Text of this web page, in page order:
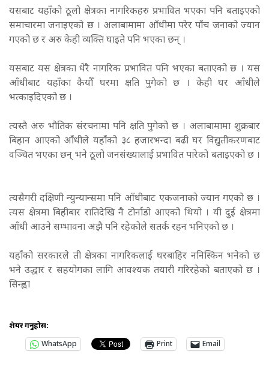
यसबाट यहाँको ठूलो क्षेत्रका नागरिकहरु प्रभावित भएका पनि बताइएको
समाचारमा जनाइएको छ । अलाबामामा आँधीमा परेर पाँच जनाको ज्यान
गएको छ र अरु केही व्यक्ति घाइते पनि भएका छन् ।
यसबाट यस क्षेत्रका धेरै नागरिक प्रभावित पनि भएका बताएको छ । यस
आँधीबाट यहाँका कैयौँ घरमा क्षति पुगेको छ । केही घर आँधीले
भत्काइदिएको छ ।
त्यस्तै अरु भौतिक संरचनामा पनि क्षति पुगेको छ । अलाबामामा शुक्रबार
बिहान आएको आँधीले यहाँको ३८ हजारभन्दा बढी घर विद्युतीकरणबाट
वञ्चित भएका छन् भने ठूलो जनसंख्यालाई प्रभावित पारेको बताइएको छ ।
त्यसैगरी दक्षिणी न्युन्यान्समा पनि आँधीबाट एकजनाको ज्यान गएको छ ।
त्यस क्षेत्रमा बिहीबार रातिदेखि नै टोर्नाडो आएको थियो । यी दुई क्षेत्रमा
आँधी आउने सम्भावना अझै पनि रहेकोले सतर्क रहन भनिएको छ ।
यहाँको सरकारले ती क्षेत्रका नागरिकलाई घरबाहिर ननिस्किन भनेको छ
भने उद्धार र सहयोगका लागि आवश्यक तयारी गरिरहेको बताएको छ ।
सिन्ह्वा
शेयर गर्नुहोस:
WhatsApp
Print Email